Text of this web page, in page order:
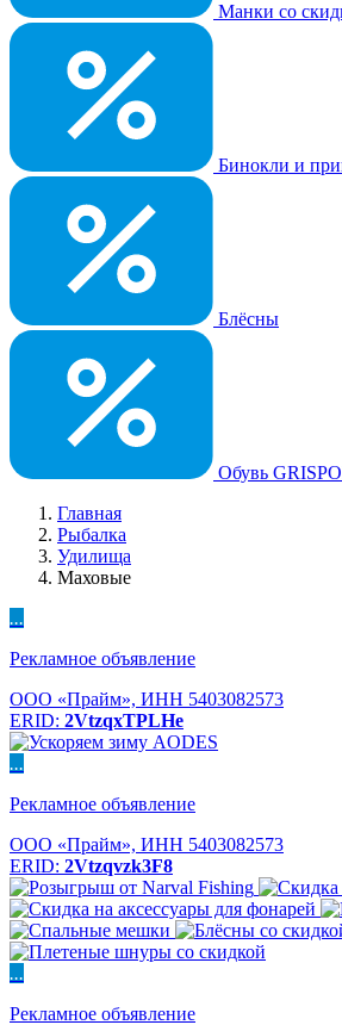
Манки со
Бинокли и
Блёсны
Обувь
Главная
Рыбалка
Удилища
Маховые
...
Рекламное объявление
ООО «Прайм», ИНН 5403082573
ERID: 2VtzqxTPLHe
...
Рекламное объявление
ООО «Прайм», ИНН 5403082573
ERID: 2Vtzqvzk3F8
...
Рекламное объявление